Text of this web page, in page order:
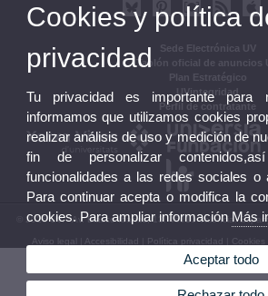
Sede Electrónica UV
Tablón oficial de anuncios
Plan Estratégico
UVintegridad
Perfil de contratante
© 2026 UV. - Av. Blasco Ibáñez, 13. 46010 València.
Aviso legal Accesibilidad Política privacidad Cookies
Cookies y política
privacidad
Tu privacidad es importante para
informamos que utilizamos cookies
realizar análisis de uso y medición de
fin de personalizar
funcionalidades a las redes sociales o
Para continuar acepta o modifica la
cookies. Para ampliar información Más
Aceptar todo